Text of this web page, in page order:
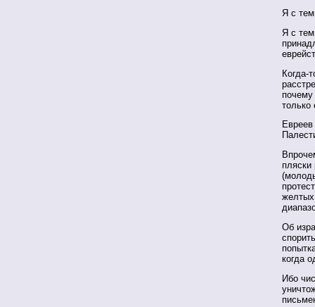
Я с
Я с
Когда-
почему
только
пляски
Об
когда
Ибо